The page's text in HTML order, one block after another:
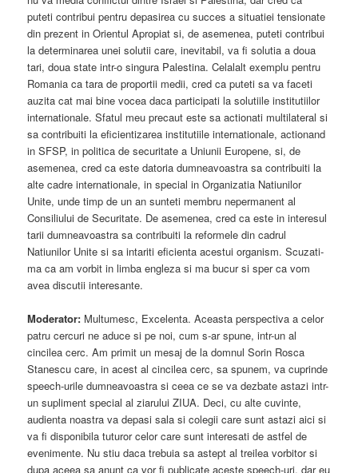
puteti contribui pentru depasirea cu succes a situatiei tensionate
din prezent in Orientul Apropiat si, de asemenea, puteti contribui
la determinarea unei solutii care, inevitabil, va fi solutia a doua
tari, doua state intr-o singura Palestina. Celalalt exemplu pentru
Romania ca tara de proportii medii, cred ca puteti sa va faceti
auzita cat mai bine vocea daca participati la solutiile institutiilor
internationale. Sfatul meu precaut este sa actionati multilateral si
sa contribuiti la eficientizarea institutiile internationale, actionand
in SFSP, in politica de securitate a Uniunii Europene, si, de
asemenea, cred ca este datoria dumneavoastra sa contribuiti la
alte cadre internationale, in special in Organizatia Natiunilor
Unite, unde timp de un an sunteti membru nepermanent al
Consiliului de Securitate. De asemenea, cred ca este in interesul
tarii dumneavoastra sa contribuiti la reformele din cadrul
Natiunilor Unite si sa intariti eficienta acestui organism. Scuzati-
ma ca am vorbit in limba engleza si ma bucur si sper ca vom
avea discutii interesante.
Moderator: Multumesc, Excelenta. Aceasta perspectiva a celor
patru cercuri ne aduce si pe noi, cum s-ar spune, intr-un al
cincilea cerc. Am primit un mesaj de la domnul Sorin Rosca
Stanescu care, in acest al cincilea cerc, sa spunem, va cuprinde
speech-urile dumneavoastra si ceea ce se va dezbate astazi intr-
un supliment special al ziarului ZIUA. Deci, cu alte cuvinte,
audienta noastra va depasi sala si colegii care sunt astazi aici si
va fi disponibila tuturor celor care sunt interesati de astfel de
evenimente. Nu stiu daca trebuia sa astept al treilea vorbitor si
dupa aceea sa anunt ca vor fi publicate aceste speech-uri, dar eu